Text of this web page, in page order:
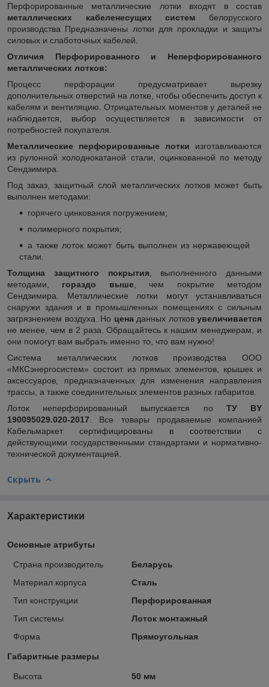
Перфорированные металлические лотки входят в состав
металлических кабеленесущих систем белорусского
производства Предназначены лотки для прокладки и защиты
силовых и слаботочных кабелей.
Отличия Перфорированного и Неперфорированного
металлических лотков:
Процесс перфорации предусматривает вырезку
дополнительных отверстий на лотке, чтобы обеспечить доступ к
кабелям и вентиляцию. Отрицательных моментов у деталей не
наблюдается, выбор осуществляется в зависимости от
потребностей покупателя.
Металлические перфорированные лотки изготавливаются
из рулонной холоднокатаной стали, оцинкованной по методу
Сендзимира.
Под заказ, защитный слой металлических лотков может быть
выполнен методами:
горячего цинкования погружением;
полимерного покрытия;
а также лоток может быть выполнен из нержавеющей
стали.
Толщина защитного покрытия , выполненного данными
методами, гораздо выше, чем покрытие методом
Сендзимира. Металлические лотки могут устанавливаться
снаружи здания и в промышленных помещениях с сильным
загрязнением воздуха. Но ценаданных лотков увеличивается
не менее, чем в 2 раза. Обращайтесь к нашим менеджерам, и
они помогут вам выбрать именно то, что вам нужно!
Система металлических лотков производства ООО
«МКСэнергосистем» состоит из прямых элементов, крышек и
аксессуаров, предназначенных для изменения направления
трассы, а также соединительных элементов разных габаритов.
Лоток неперфорированный выпускается по ТУ BY
190095029.020-2017 . Все товары продаваемые компанией
Кабельмаркет сертифицированы в соответствии с
действующими государственными стандартами и нормативно-
технической документацией.
Скрыть
Характеристики
Основные атрибуты
Страна производитель
Беларусь
Материал корпуса
Сталь
Тип конструкции
Перфорированная
Тип системы
Лоток монтажный
Форма
Прямоугольная
Габаритные размеры
Высота 50 мм